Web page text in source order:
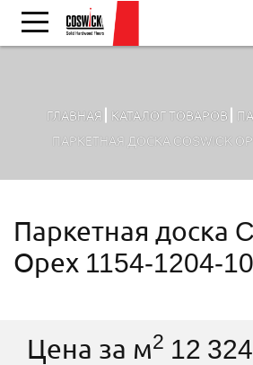
ГЛАВНАЯ КАТАЛОГ ТОВАРОВ
ПАРКЕТНАЯ ДОСКА COSWICK
Паркетная доска
Орех 1154-1204-10
Цена за м2 12 324